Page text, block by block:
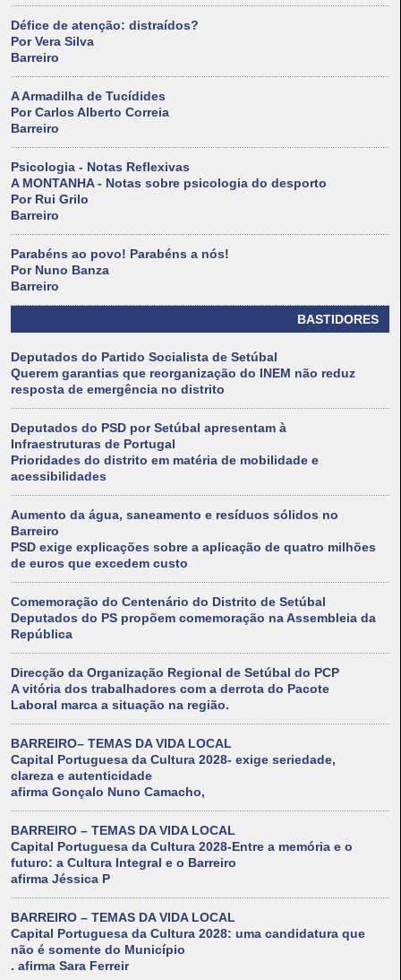
Défice de atenção: distraídos?
Por Vera Silva
Barreiro
A Armadilha de Tucídides
Por Carlos Alberto Correia
Barreiro
Psicologia - Notas Reflexivas
A MONTANHA - Notas sobre psicologia do desporto
Por Rui Grilo
Barreiro
Parabéns ao povo! Parabéns a nós!
Por Nuno Banza
Barreiro
BASTIDORES
Deputados do Partido Socialista de Setúbal
Querem garantias que reorganização do INEM não reduz
resposta de emergência no distrito
Deputados do PSD por Setúbal apresentam à
Infraestruturas de Portugal
Prioridades do distrito em matéria de mobilidade e
acessibilidades
Aumento da água, saneamento e resíduos sólidos no
Barreiro
PSD exige explicações sobre a aplicação de quatro milhões
de euros que excedem custo
Comemoração do Centenário do Distrito de Setúbal
Deputados do PS propõem comemoração na Assembleia da
República
Direcção da Organização Regional de Setúbal do PCP
A vitória dos trabalhadores com a derrota do Pacote
Laboral marca a situação na região.
BARREIRO– TEMAS DA VIDA LOCAL
Capital Portuguesa da Cultura 2028- exige seriedade,
clareza e autenticidade
afirma Gonçalo Nuno Camacho,
BARREIRO – TEMAS DA VIDA LOCAL
Capital Portuguesa da Cultura 2028-Entre a memória e o
futuro: a Cultura Integral e o Barreiro
afirma Jéssica P
BARREIRO – TEMAS DA VIDA LOCAL
Capital Portuguesa da Cultura 2028: uma candidatura que
não é somente do Município
. afirma Sara Ferreir